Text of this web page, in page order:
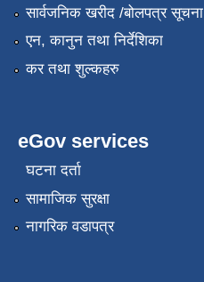
सार्वजनिक खरीद /बोलपत्र सूचना
एन, कानुन तथा निर्देशिका
कर तथा शुल्कहरु
eGov services
घटना दर्ता
सामाजिक सुरक्षा
नागरिक वडापत्र